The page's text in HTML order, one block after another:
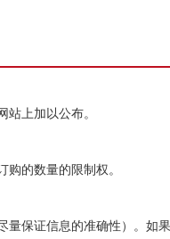
上加以公布。
的数量的限制权。
量保证信息的准确性）。如